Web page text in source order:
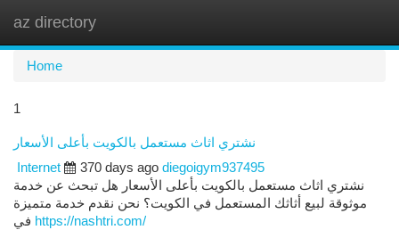
az directory
Home
1
نشتري اثاث مستعمل بالكويت بأعلى الأسعار
Internet
370 days ago diegoigym937495
نشتري اثاث مستعمل بالكويت بأعلى الأسعار هل تبحث عن خدمة
موثوقة لبيع أثاثك المستعمل في الكويت؟ نحن نقدم خدمة متميزة
https://nashtri.com/